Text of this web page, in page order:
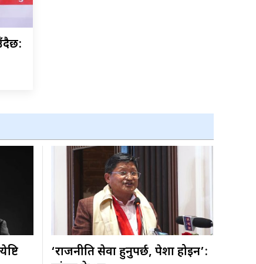
‘राजनीति सेवा हुनुपर्छ, पेशा होइन’: